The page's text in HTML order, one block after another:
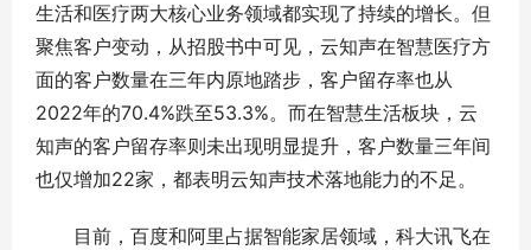
生活和医疗两大核心业务领域都实现了持续的增长。但
聚焦客户变动，从招股书中可见，云知声在智慧医疗方
面的客户数量在三年内原地踏步，客户留存率也从
2022年的70.4%跌至53.3%。而在智慧生活板块，云
知声的客户留存率则未出现明显提升，客户数量三年间
也仅增加22家，都表明云知声技术落地能力的不足。
目前，百度和阿里占据智能家居领域，科大讯飞在